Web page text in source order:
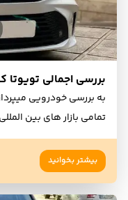
به بررسی خودرویی
تمامی بازار های بین
بیشتر بخوانید